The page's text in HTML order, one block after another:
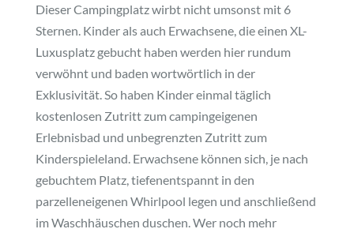
Dieser Campingplatz wirbt nicht umsonst mit 6
Sternen. Kinder als auch Erwachsene, die einen XL-
Luxusplatz gebucht haben werden hier rundum
verwöhnt und baden wortwörtlich in der
Exklusivität. So haben Kinder einmal täglich
kostenlosen Zutritt zum campingeigenen
Erlebnisbad und unbegrenzten Zutritt zum
Kinderspieleland. Erwachsene können sich, je nach
gebuchtem Platz, tiefenentspannt in den
parzelleneigenen Whirlpool legen und anschließend
im Waschhäuschen duschen. Wer noch mehr